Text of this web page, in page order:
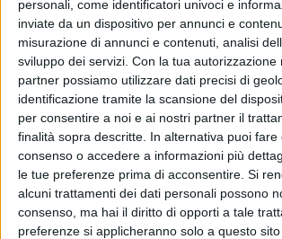
personali, come identificatori univoci e
inviate da un dispositivo per annunci e
misurazione di annunci e contenuti, analisi
sviluppo dei servizi. Con la tua autorizzazione
partner possiamo utilizzare dati precisi di
identificazione tramite la scansione del
per consentire a noi e ai nostri partner il
finalità sopra descritte. In alternativa puoi fare
consenso o accedere a informazioni più
le tue preferenze prima di acconsentire. Si
alcuni trattamenti dei dati personali possono
consenso, ma hai il diritto di opporti a tale
preferenze si applicheranno solo a questo
artistica di Capa.
Caparezzaha diffuso la notizia
del suo compleanno (9 ottobre) e
canali social, dove ha pubblicato
ritrae in uno studio di registrazione,
uno schermo su cui compare un
accompagnare l'immagine, un
parole: "Sì, sto scrivendo un nuovo
tempo, modo e persino
Love".